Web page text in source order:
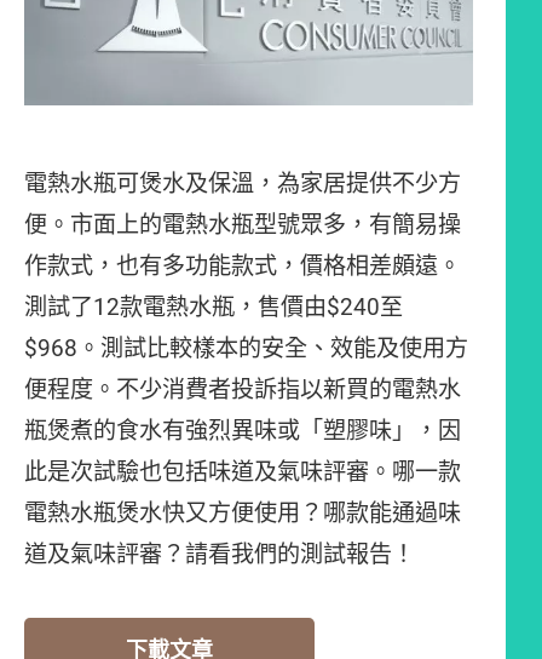
電熱水瓶可煲水及保溫，為家居提供不少方
便。市面上的電熱水瓶型號眾多，有簡易操
作款式，也有多功能款式，價格相差頗遠。
測試了12款電熱水瓶，售價由$240至
$968。測試比較樣本的安全、效能及使用方
便程度。不少消費者投訴指以新買的電熱水
瓶煲煮的食水有強烈異味或「塑膠味」，因
此是次試驗也包括味道及氣味評審。哪一款
電熱水瓶煲水快又方便使用？哪款能通過味
道及氣味評審？請看我們的測試報告！
下載文章